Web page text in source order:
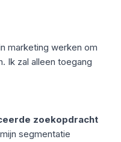
marketing werken om
Ik zal alleen toegang
zoekopdracht
segmentatie